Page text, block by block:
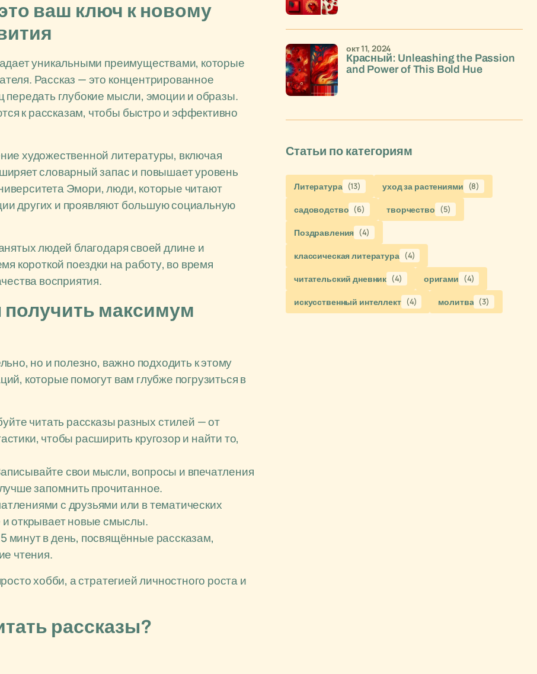
ваш ключ к новому
уникальными преимуществами, которые
Рассказ — это концентрированное
передать глубокие мысли, эмоции и образы.
к рассказам, чтобы быстро и эффективно
художественной литературы, включая
словарный запас и повышает уровень
Эмори, люди, которые читают
других и проявляют большую социальную
людей благодаря своей длине и
короткой поездки на работу, во время
восприятия.
получить максимум
но и полезно, важно подходить к этому
которые помогут вам глубже погрузиться в
читать рассказы разных стилей — от
чтобы расширить кругозор и найти то,
свои мысли, вопросы и впечатления
запомнить прочитанное.
с друзьями или в тематических
открывает новые смыслы.
минут в день, посвящённые рассказам,
чтения.
хобби, а стратегией личностного роста и
рассказы?
Красный: Unleashing the Passion
and Power of This Bold Hue
окт 11, 2024
Статьи по категориям
Литература (13) уход за растениями (8)
садоводство (6) творчество (5)
Поздравления (4)
классическая литература (4)
читательский дневник (4) оригами (4)
искусственный интеллект (4) молитва (3)